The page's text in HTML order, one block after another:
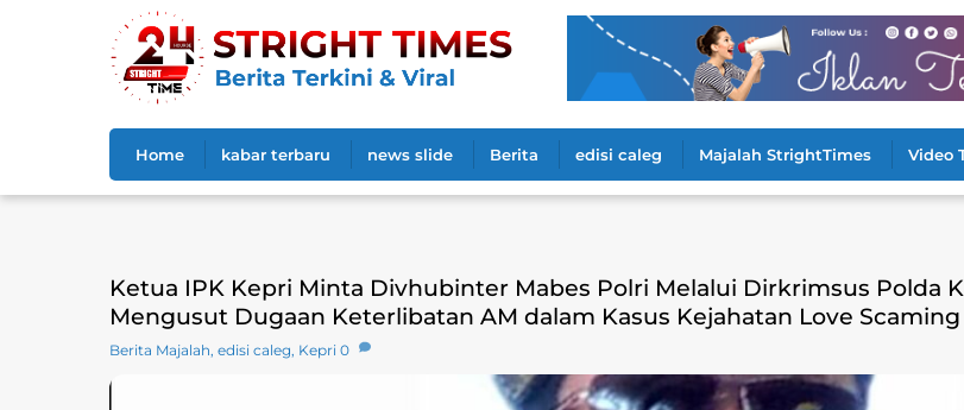
Home kabar terbaru news slide Berita edisi caleg Majalah StrightTimes Video
Ketua IPK Kepri Minta Divhubinter Mabes Polri Melalui Dirkrimsus Polda
Mengusut Dugaan Keterlibatan AM dalam Kasus Kejahatan Love Scaming
Berita Majalah, edisi caleg, Kepri 0